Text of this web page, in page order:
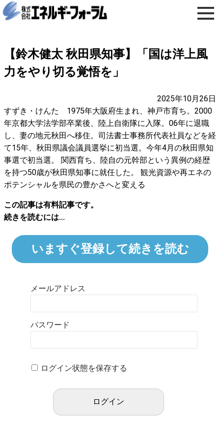
【鈴木健太 秋田県知事】「国は洋上風
力をやり切る覚悟を」
2025年10月26日
すずき・けんた 1975年大阪府生まれ、神戸市育ち。2000
年京都大学法学部卒業後、陸上自衛隊に入隊。06年に退職
し、妻の地元秋田へ移住。司法書士事務所代表社員などを経
て15年、秋田県議会議員選挙に初当選。今年4月の秋田県知
事選で初当選。 関西育ち、陸自の元幹部という異例の経歴
を持つ50歳が秋田県知事に就任した。 観光資源や再エネの
ポテンシャルを県民の豊かさへと変える
この記事は有料記事です。
続きを読むには...
いますぐ登録して続きを読む
メールアドレス
パスワード
ログイン状態を保存する